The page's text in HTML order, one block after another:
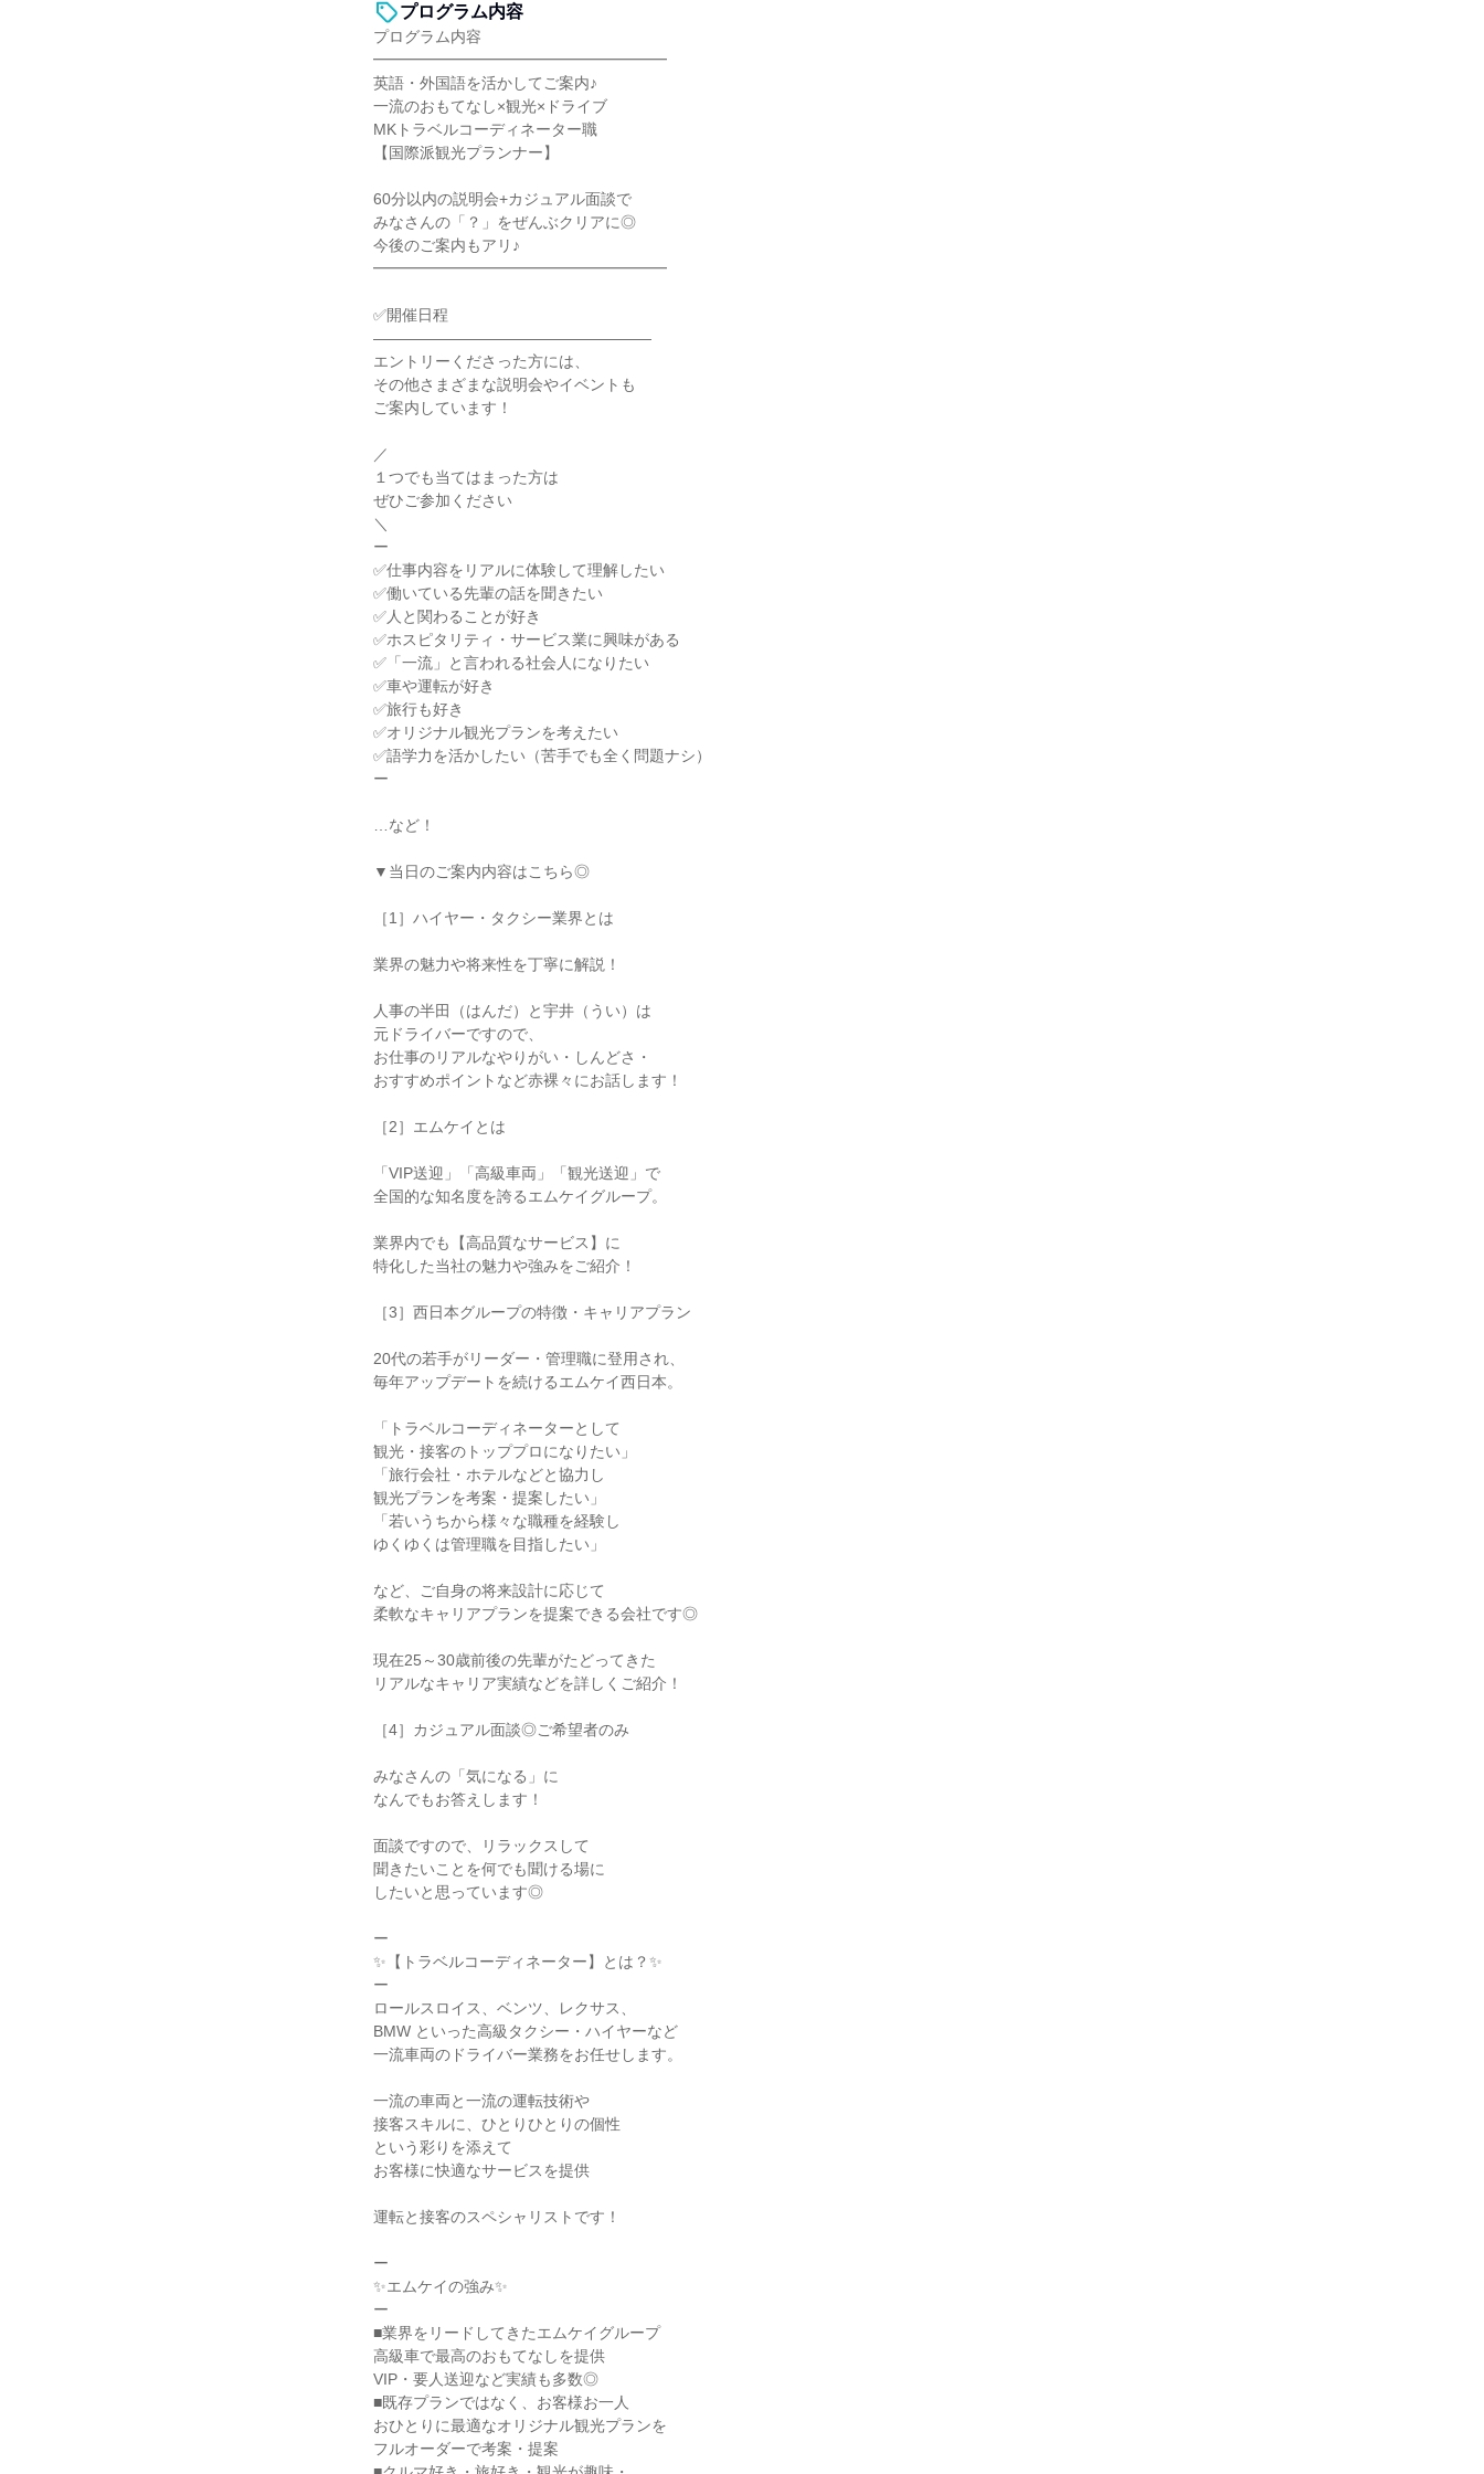
プログラム内容
プログラム内容
━━━━━━━━━━━━━━━━━━━
英語・外国語を活かしてご案内♪
一流のおもてなし×観光×ドライブ
MKトラベルコーディネーター職
【国際派観光プランナー】
60分以内の説明会+カジュアル面談で
みなさんの「？」をぜんぶクリアに◎
今後のご案内もアリ♪
━━━━━━━━━━━━━━━━━━━
✅開催日程
――――――――――――――――――
エントリーくださった方には、
その他さまざまな説明会やイベントも
ご案内しています！
／
１つでも当てはまった方は
ぜひご参加ください
＼
ー
✅仕事内容をリアルに体験して理解したい
✅働いている先輩の話を聞きたい
✅人と関わることが好き
✅ホスピタリティ・サービス業に興味がある
✅「一流」と言われる社会人になりたい
✅車や運転が好き
✅旅行も好き
✅オリジナル観光プランを考えたい
✅語学力を活かしたい（苦手でも全く問題ナシ）
ー
…など！
▼当日のご案内内容はこちら◎
［1］ハイヤー・タクシー業界とは
業界の魅力や将来性を丁寧に解説！
人事の半田（はんだ）と宇井（うい）は
元ドライバーですので、
お仕事のリアルなやりがい・しんどさ・
おすすめポイントなど赤裸々にお話します！
［2］エムケイとは
「VIP送迎」「高級車両」「観光送迎」で
全国的な知名度を誇るエムケイグループ。
業界内でも【高品質なサービス】に
特化した当社の魅力や強みをご紹介！
［3］西日本グループの特徴・キャリアプラン
20代の若手がリーダー・管理職に登用され、
毎年アップデートを続けるエムケイ西日本。
「トラベルコーディネーターとして
観光・接客のトッププロになりたい」
「旅行会社・ホテルなどと協力し
観光プランを考案・提案したい」
「若いうちから様々な職種を経験し
ゆくゆくは管理職を目指したい」
など、ご自身の将来設計に応じて
柔軟なキャリアプランを提案できる会社です◎
現在25～30歳前後の先輩がたどってきた
リアルなキャリア実績などを詳しくご紹介！
［4］カジュアル面談◎ご希望者のみ
みなさんの「気になる」に
なんでもお答えします！
面談ですので、リラックスして
聞きたいことを何でも聞ける場に
したいと思っています◎
ー
✨【トラベルコーディネーター】とは？✨
ー
ロールスロイス、ベンツ、レクサス、
BMW といった高級タクシー・ハイヤーなど
一流車両のドライバー業務をお任せします。
一流の車両と一流の運転技術や
接客スキルに、ひとりひとりの個性
という彩りを添えて
お客様に快適なサービスを提供
運転と接客のスペシャリストです！
ー
✨エムケイの強み✨
ー
■業界をリードしてきたエムケイグループ
高級車で最高のおもてなしを提供
VIP・要人送迎など実績も多数◎
■既存プランではなく、お客様お一人
おひとりに最適なオリジナル観光プランを
フルオーダーで考案・提案